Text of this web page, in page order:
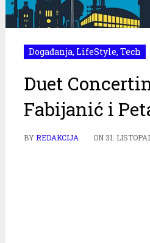
Događanja, LifeStyle, Tech
Duet
Fabijanić i
BYREDAKCIJA ON 31.